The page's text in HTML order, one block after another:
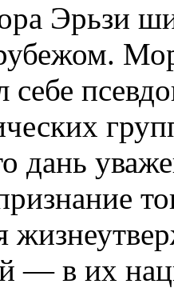
Эрьзи
себе
дань
— в их